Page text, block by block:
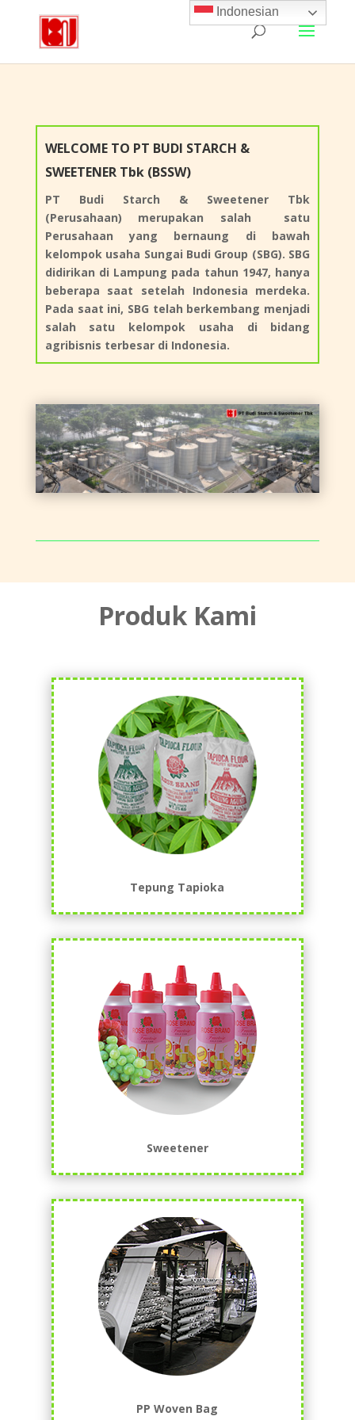
WELCOME TO PT BUDI STARCH &
SWEETENER Tbk (BSSW)
PT Budi Starch & Sweetener Tbk
(Perusahaan) merupakan salah satu
Perusahaan yang bernaung di bawah
kelompok usaha Sungai Budi Group (SBG). SBG
didirikan di Lampung pada tahun 1947, hanya
beberapa saat setelah Indonesia merdeka.
Pada saat ini, SBG telah berkembang menjadi
salah satu kelompok usaha di bidang
agribisnis terbesar di Indonesia.
Produk Kami
Tepung Tapioka
Sweetener
PP Woven Bag
Indonesian